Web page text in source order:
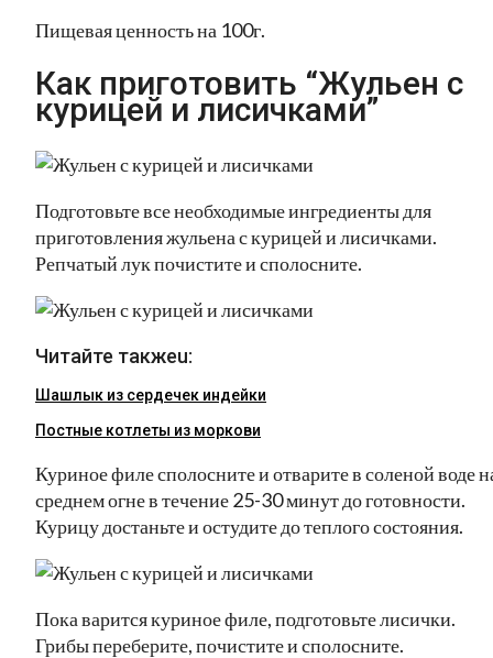
Пищевая ценность на 100г.
Как приготовить “Жульен с
курицей и лисичками”
Подготовьте все необходимые ингредиенты для
приготовления жульена с курицей и лисичками.
Репчатый лук почистите и сполосните.
Читайте такжеu:
Шашлык из сердечек индейки
Постные котлеты из моркови
Куриное филе сполосните и отварите в соленой воде
среднем огне в течение 25-30 минут до готовности.
Курицу достаньте и остудите до теплого состояния.
Пока варится куриное филе, подготовьте лисички.
Грибы переберите, почистите и сполосните.